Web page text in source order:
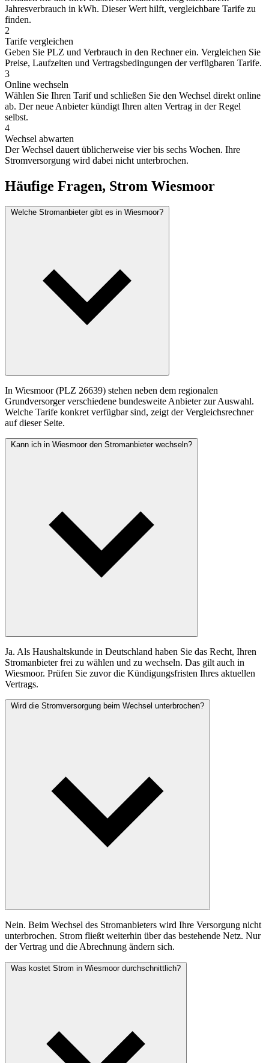
Jahresverbrauch in kWh. Dieser Wert hilft, vergleichbare Tarife zu
finden.
2
Tarife vergleichen
Geben Sie PLZ und Verbrauch in den Rechner ein. Vergleichen Sie
Preise, Laufzeiten und Vertragsbedingungen der verfügbaren Tarife.
3
Online wechseln
Wählen Sie Ihren Tarif und schließen Sie den Wechsel direkt online
ab. Der neue Anbieter kündigt Ihren alten Vertrag in der Regel
selbst.
4
Wechsel abwarten
Der Wechsel dauert üblicherweise vier bis sechs Wochen. Ihre
Stromversorgung wird dabei nicht unterbrochen.
Häufige Fragen, Strom Wiesmoor
Welche Stromanbieter gibt es in Wiesmoor?
In Wiesmoor (PLZ 26639) stehen neben dem regionalen
Grundversorger verschiedene bundesweite Anbieter zur Auswahl.
Welche Tarife konkret verfügbar sind, zeigt der Vergleichsrechner
auf dieser Seite.
Kann ich in Wiesmoor den Stromanbieter wechseln?
Ja. Als Haushaltskunde in Deutschland haben Sie das Recht, Ihren
Stromanbieter frei zu wählen und zu wechseln. Das gilt auch in
Wiesmoor. Prüfen Sie zuvor die Kündigungsfristen Ihres aktuellen
Vertrags.
Wird die Stromversorgung beim Wechsel unterbrochen?
Nein. Beim Wechsel des Stromanbieters wird Ihre Versorgung nicht
unterbrochen. Strom fließt weiterhin über das bestehende Netz. Nur
der Vertrag und die Abrechnung ändern sich.
Was kostet Strom in Wiesmoor durchschnittlich?